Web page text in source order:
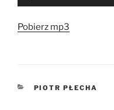
Pobierz mp3
KATEGORIE
PIOTR PŁECHA